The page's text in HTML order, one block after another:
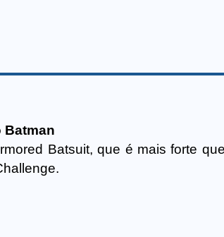
Batman
Batsuit, que é mais forte